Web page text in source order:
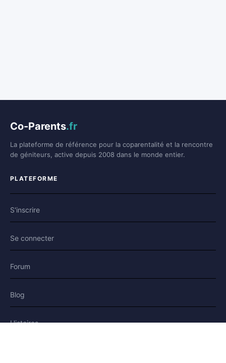
Co-Parents.fr
La plateforme de référence pour la coparentalité et la rencontre
de géniteurs, active depuis 2008 dans le monde entier.
PLATEFORME
S'inscrire
Se connecter
Forum
Blog
Histoires